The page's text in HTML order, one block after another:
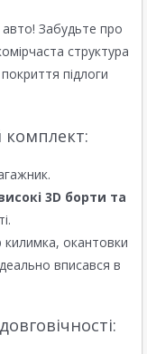
Забудьте про
структура
підлоги
комплект:
3D борти та
килимка, окантовки
вписався в